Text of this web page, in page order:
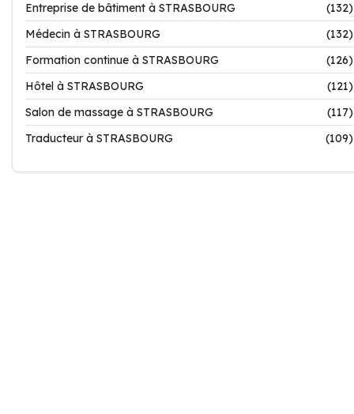
Entreprise de bâtiment à STRASBOURG
(132)
Médecin à STRASBOURG
(132)
Formation continue à STRASBOURG
(126)
Hôtel à STRASBOURG
(121)
Salon de massage à STRASBOURG
(117)
Traducteur à STRASBOURG
(109)